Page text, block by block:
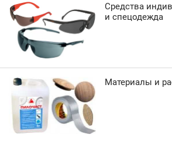
Средства
и спецодежда
Материалы и